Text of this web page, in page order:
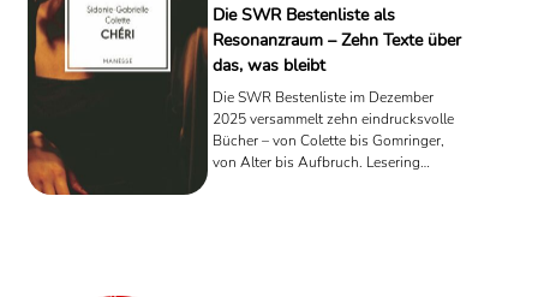
Die SWR Bestenliste als
Resonanzraum – Zehn Texte über
das, was bleibt
Die SWR Bestenliste im Dezember
2025 versammelt zehn eindrucksvolle
Bücher – von Colette bis Gomringer,
von Alter bis Aufbruch. Lesering